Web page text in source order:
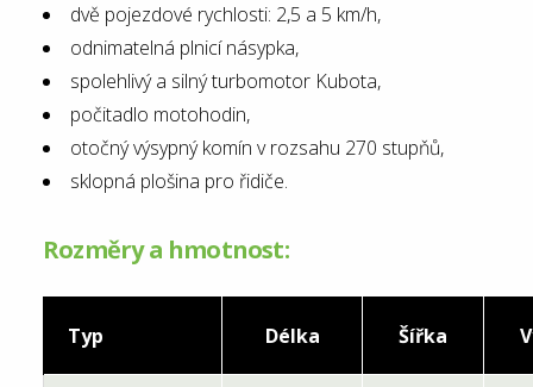
dvě pojezdové rychlosti: 2,5 a 5 km/h,
odnimatelná plnicí násypka,
spolehlivý a silný turbomotor Kubota,
počitadlo motohodin,
otočný výsypný komín v rozsahu 270 stupňů,
sklopná plošina pro řidiče.
Rozměry a hmotnost:
Typ Délka Šířka